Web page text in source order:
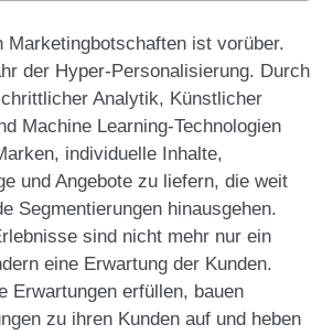
Marketingbotschaften ist vorüber.
der Hyper-Personalisierung. Durch
Analytik, Künstlicher
Machine Learning-Technologien
individuelle Inhalte,
und Angebote zu liefern, die weit
Segmentierungen hinausgehen.
sind nicht mehr nur ein
eine Erwartung der Kunden.
Erwartungen erfüllen, bauen
zu ihren Kunden auf und heben